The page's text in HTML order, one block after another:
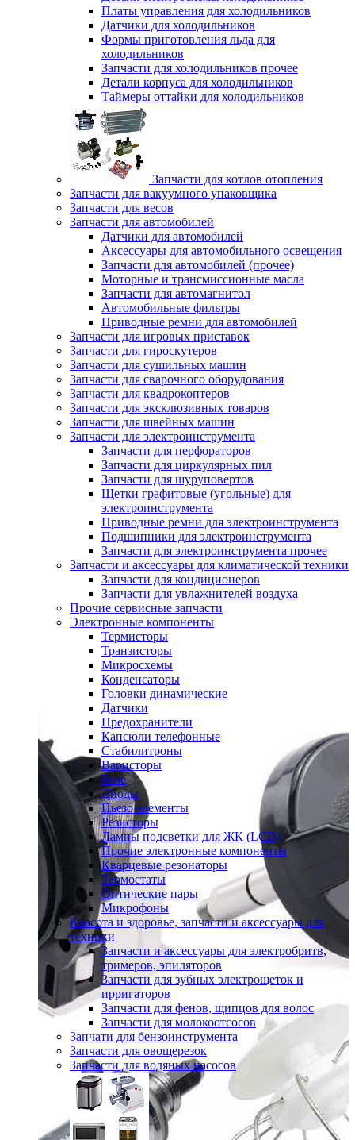
Платы управления для холодильников
Датчики для холодильников
Формы приготовления льда для
холодильников
Запчасти для холодильников прочее
Детали корпуса для холодильников
Таймеры оттайки для холодильников
Запчасти для котлов отопления
Запчасти для вакуумного упаковщика
Запчасти для весов
Запчасти для автомобилей
Датчики для автомобилей
Аксессуары для автомобильного освещения
Запчасти для автомобилей (прочее)
Моторные и трансмиссионные масла
Запчасти для автомагнитол
Автомобильные фильтры
Приводные ремни для автомобилей
Запчасти для игровых приставок
Запчасти для гироскутеров
Запчасти для сушильных машин
Запчасти для сварочного оборудования
Запчасти для квадрокоптеров
Запчасти для эксклюзивных товаров
Запчасти для швейных машин
Запчасти для электроинструмента
Запчасти для перфораторов
Запчасти для циркулярных пил
Запчасти для шуруповертов
Щетки графитовые (угольные) для
электроинструмента
Приводные ремни для электроинструмента
Подшипники для электроинструмента
Запчасти для электроинструмента прочее
Запчасти и аксессуары для климатической техники
Запчасти для кондиционеров
Запчасти для увлажнителей воздуха
Прочие сервисные запчасти
Электронные компоненты
Термисторы
Транзисторы
Микросхемы
Конденсаторы
Головки динамические
Датчики
Предохранители
Капсюли телефонные
Стабилитроны
Варисторы
Реле
Диоды
Пьезо элементы
Резисторы
Лампы подсветки для ЖК (LCD)
Прочие электронные компоненты
Кварцевые резонаторы
Термостаты
Оптические пары
Микрофоны
Красота и здоровье, запчасти и аксессуары для
техники
Запчасти и аксессуары для электробритв,
тримеров, эпиляторов
Запчасти для зубных электрощеток и
ирригаторов
Запчасти для фенов, щипцов для волос
Запчасти для молокоотсосов
Запчати для бензоинструмента
Запчасти для овощерезок
Запчасти для водяных насосов